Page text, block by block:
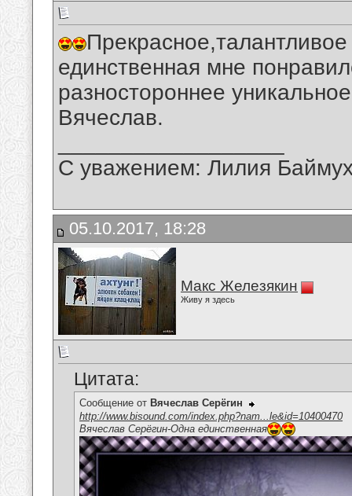
единственная мне
разностороннее
Вячеслав.
С уважением: Лилия
05.10.2017, 18:28
Макс Железякин
Живу я здесь
Цитата:
Сообщение от Вячеслав Серёгин
http://www.bisound.com/index.php?nam...le&id=10400470
Вячеслав Серёгин-Одна единственная